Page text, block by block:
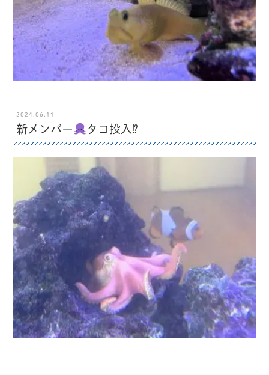
2024.06.11
新メンバー タコ投入⁉